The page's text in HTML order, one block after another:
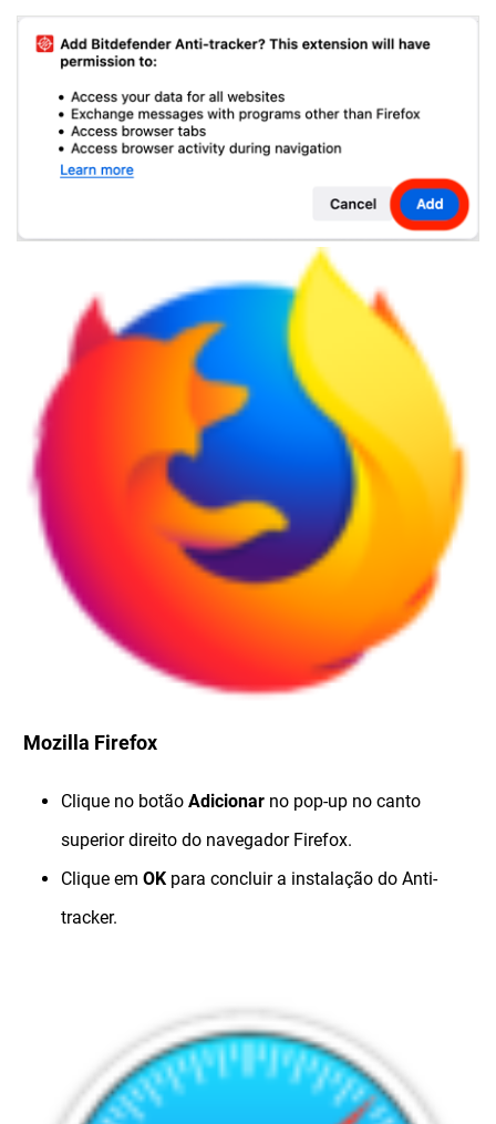
Mozilla Firefox
Clique no botão Adicionar no pop-up no canto
superior direito do navegador Firefox.
Clique em OK para concluir a instalação do Anti-
tracker.